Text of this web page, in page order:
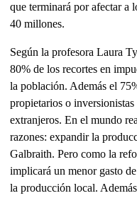
que terminará por afectar a
40 millones.
Según la profesora Laura
80% de los recortes en
la población. Además el
propietarios o
extranjeros. En el mundo
razones: expandir la
Galbraith. Pero como la
implicará un menor gasto
la producción local.